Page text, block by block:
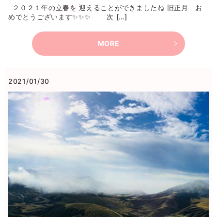
２０２１年の立春を 迎えることができましたね 旧正月 お
めでとうございます✨✨✨ 次 […]
MORE
2021/01/30